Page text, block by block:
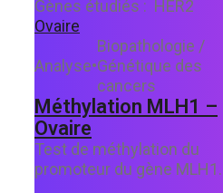
Gènes étudiés : HER2
Ovaire
Analyse•
Biopathologie /
Génétique des
cancers
Méthylation MLH1 –
Ovaire
Test de méthylation du
promoteur du gène MLH1.